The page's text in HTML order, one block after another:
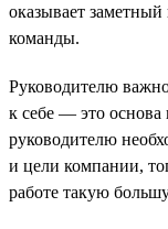
оказывает
команды.
Руководителю
к себе — это
руководителю
и цели компании,
работе такую